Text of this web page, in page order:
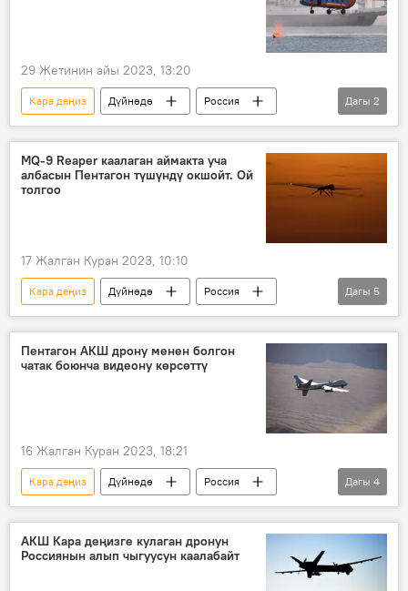
29 Жетинин айы 2023, 13:20
Кара деңиз Дүйнөдө
Россия
куткаруу
ӨКМ
Дагы 2
MQ-9 Reaper каалаган аймакта уча
албасын Пентагон түшүндү окшойт. Ой
толгоо
17 Жалган Куран 2023, 10:10
Кара деңиз Дүйнөдө
Россия
АКШ
Пентагон
дрон
ракета
Крым
Дагы 5
Пентагон АКШ дрону менен болгон
чатак боюнча видеону көрсөттү
16 Жалган Куран 2023, 18:21
Кара деңиз Дүйнөдө
Россия
АКШ
дрон
истребитель
кулоо
Дагы 4
АКШ Кара деңизге кулаган дронун
Россиянын алып чыгуусун каалабайт